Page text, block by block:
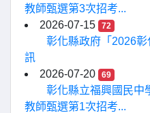
教師甄選第3次招考...
2026-07-15
72
彰化縣政府「2026
訊
2026-07-20
69
彰化縣立福興國民中
教師甄選第1次招考...